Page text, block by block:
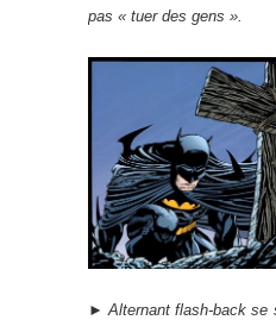
pas « tuer des gens ».
►Alternant flash-back se